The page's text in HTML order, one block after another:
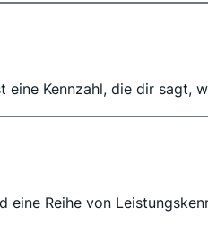
eine Kennzahl, die dir sagt,
eine Reihe von